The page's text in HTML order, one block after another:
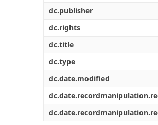
dc.publisher
dc.rights
dc.title
dc.type
dc.date.modified